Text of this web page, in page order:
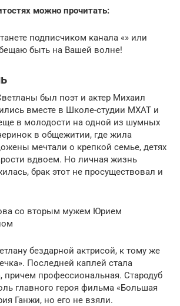
можно прочитать:
подписчиком канала «» или
быть на Вашей волне!
был поэт и актер Михаил
вместе в Школе-студии МХАТ и
в молодости на одной из шумных
в общежитии, где жила
мечтали о крепкой семье, детях
вдвоем. Но личная жизнь
брак этот не просуществовал и
со вторым мужем Юрием
бездарной актрисой, к тому же
Последней каплей стала
причем профессиональная. Стародуб
главного героя фильма «Большая
Ганжи, но его не взяли.